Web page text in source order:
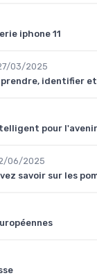
iphone 11
03/2025
identifier
pour l'avenir
06/2025
savoir sur les